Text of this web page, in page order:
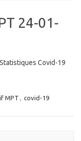
24-01-
Covid-19
MPT , covid-19